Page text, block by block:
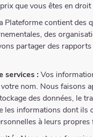
que vous êtes en
Plateforme contient des
des
partager des
services : Vos
nom. Nous faisons
des données, le
les informations dont ils
à leurs